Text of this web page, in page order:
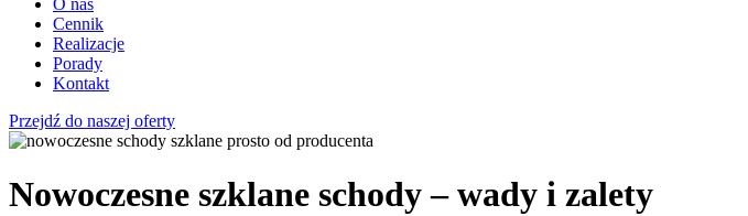
O nas
Cennik
Realizacje
Porady
Kontakt
Przejdź do naszej oferty
Nowoczesne szklane schody – wady i zalety